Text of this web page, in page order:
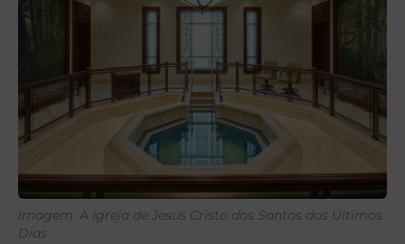
Imagem: A Igreja de Jesus Cristo dos Santos dos Últimos
Dias